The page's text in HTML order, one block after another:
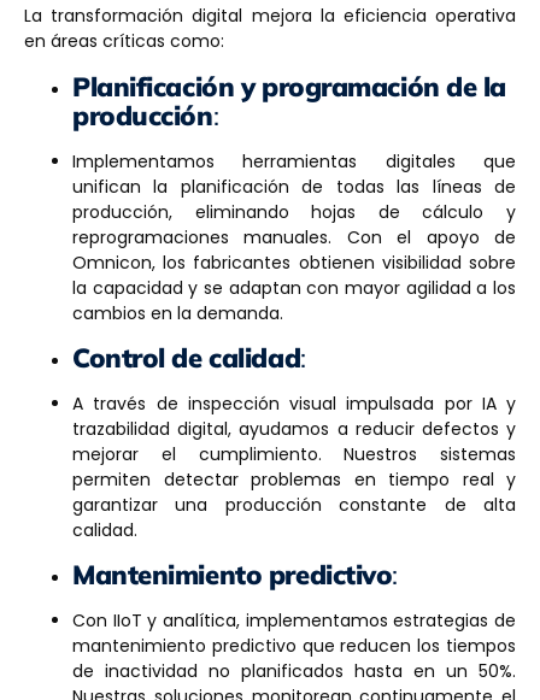
La transformación digital mejora la eficiencia operativa
en áreas críticas como:
Planificación y programación de la
producción:
Implementamos herramientas digitales que
unifican la planificación de todas las líneas de
producción, eliminando hojas de cálculo y
reprogramaciones manuales. Con el apoyo de
Omnicon, los fabricantes obtienen visibilidad sobre
la capacidad y se adaptan con mayor agilidad a los
cambios en la demanda.
Control de calidad:
A través de inspección visual impulsada por IA y
trazabilidad digital, ayudamos a reducir defectos y
mejorar el cumplimiento. Nuestros sistemas
permiten detectar problemas en tiempo real y
garantizar una producción constante de alta
calidad.
Mantenimiento predictivo:
Con IIoT y analítica, implementamos estrategias de
mantenimiento predictivo que reducen los tiempos
de inactividad no planificados hasta en un 50%.